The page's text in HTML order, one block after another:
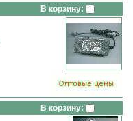
В корзину:
В корзину: